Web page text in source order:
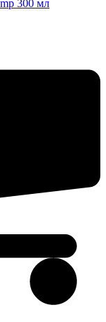
300 мл